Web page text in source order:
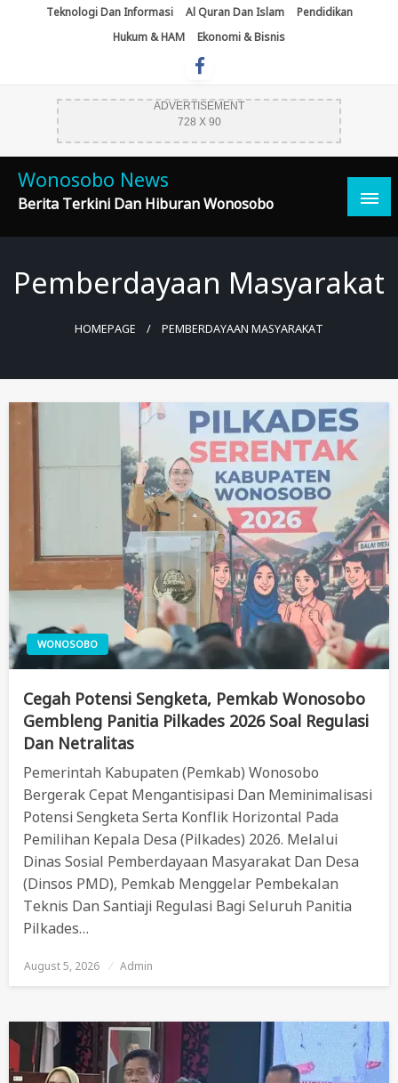
Teknologi Dan Informasi Al Quran Dan Islam
Pendidikan
Hukum & HAM
Ekonomi & Bisnis
ADVERTISEMENT
728 X 90
Wonosobo News
Berita Terkini Dan Hiburan Wonosobo
Pemberdayaan Masyarakat
HOMEPAGE PEMBERDAYAAN MASYARAKAT
WONOSOBO
Cegah Potensi Sengketa, Pemkab Wonosobo
Gembleng Panitia Pilkades 2026 Soal Regulasi
Dan Netralitas
Pemerintah Kabupaten (Pemkab) Wonosobo
Bergerak Cepat Mengantisipasi Dan Meminimalisasi
Potensi Sengketa Serta Konflik Horizontal Pada
Pemilihan Kepala Desa (Pilkades) 2026. Melalui
Dinas Sosial Pemberdayaan Masyarakat Dan Desa
(Dinsos PMD), Pemkab Menggelar Pembekalan
Teknis Dan Santiaji Regulasi Bagi Seluruh Panitia
Pilkades…
Posted
On
August 5, 2026 Admin